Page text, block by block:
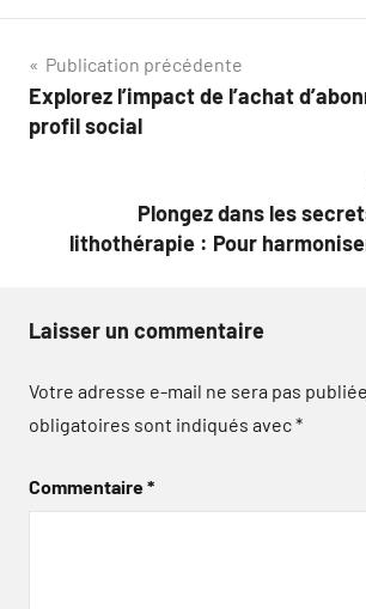
Navigation
de
Publication précédente
Explorez l’impact de l’achat
profil social
Plongez dans les
lithothérapie : Pour
Laisser un commentaire
Votre adresse e-mail ne sera pas publiée.
obligatoires sont indiqués avec*
Commentaire*